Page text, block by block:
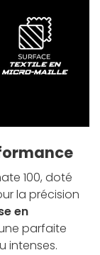
100, doté
la précision
en
parfaite
intenses.